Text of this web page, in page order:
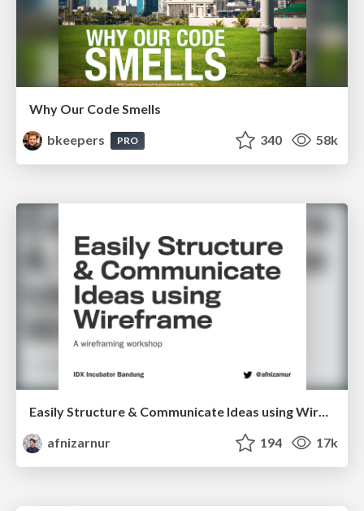
Why Our Code Smells
bkeepers
PRO 340 58k
Easily Structure & Communicate Ideas using Wireframe
afnizarnur
194 17k